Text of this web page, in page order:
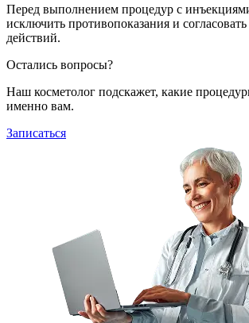
Перед выполнением процедур с
исключить противопоказания и
действий.
Остались вопросы?
Наш косметолог подскажет, какие
именно вам.
Записаться